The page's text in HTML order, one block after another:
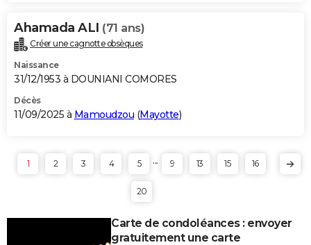
Ahamada ALI (71 ans)
Créer une cagnotte obsèques
Naissance
31/12/1953 à DOUNIANI COMORES
Décès
11/09/2025 à Mamoudzou (Mayotte)
1 2 3 4 5 ... 9 13 15 16
20
Carte de condoléances : envoyer
gratuitement une carte